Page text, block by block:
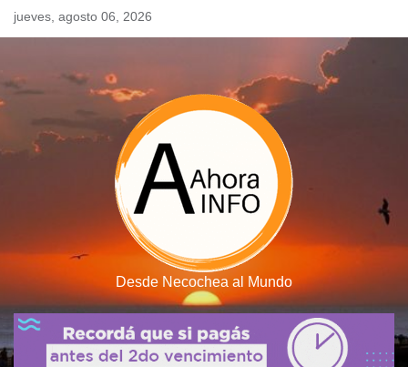
Skipjueves, agosto 06, 2026
Desde Necochea al Mundo